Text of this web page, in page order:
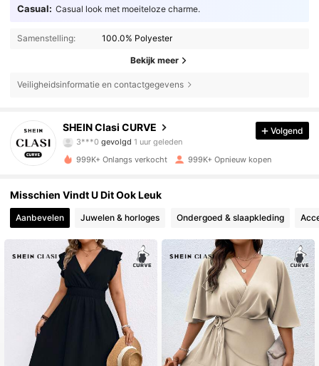
Casual: Casual look met moeiteloze charme.
Samenstelling: 100.0% Polyester
Bekijk meer
Veiligheidsinformatie en contactgegevens
SHEIN Clasi CURVE
3***0gevolgd1 uur geleden
b***a is aan het browsen
4.83
4.83 338K Volgers
4.83 338K Volgers
338K Volgers
338K Volgers
Volgend
999K+ Onlangs verkocht 999K+ Opnieuw kopen
Misschien Vindt U Dit Ook Leuk
Aanbevelen Juwelen & horloges Ondergoed & slaapkleding